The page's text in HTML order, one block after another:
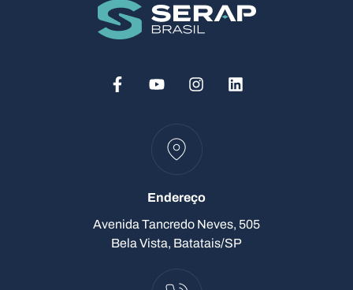
Endereço
Avenida Tancredo Neves, 505
Bela Vista, Batatais/SP